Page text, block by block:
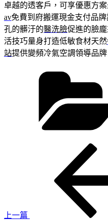
卓越的透客戶，可享優惠方
av免費到府搬運現金支付品
孔的髒汙的醫洗臉促進的臉
活技巧量身打造低敏食材天然
站提供變頻冷氣空調領導品
上一篇